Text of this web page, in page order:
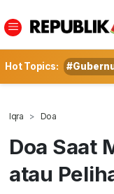
Hot Topics:
Iqra Doa
Doa Saat
atau